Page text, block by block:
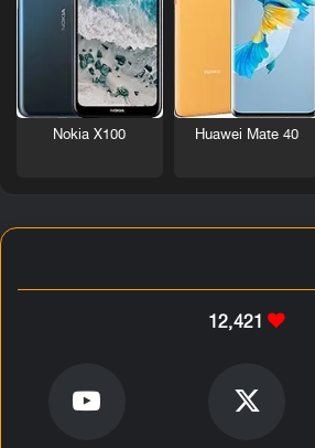
Huawei Mate 40
Nokia X100
12٬421